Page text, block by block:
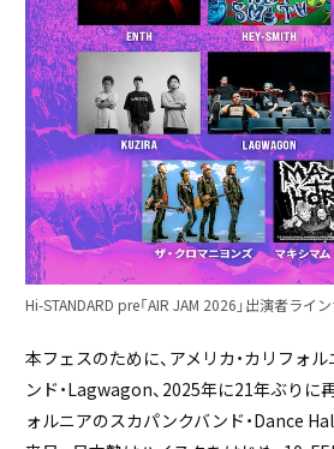
Hi-STANDARD pre「AIR JAM 2026」出演者ライ
本フェスのために、アメリカ・カリフォ
ンド・Lagwagon、2025年に21年ぶりに
ォルニアのスカパンクバンド・Dance